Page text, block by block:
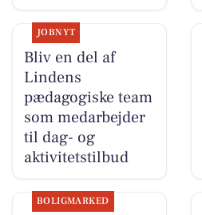
JOBNYT
Bliv en del af
Lindens
pædagogiske team
som medarbejder
til dag- og
aktivitetstilbud
BOLIGMARKED